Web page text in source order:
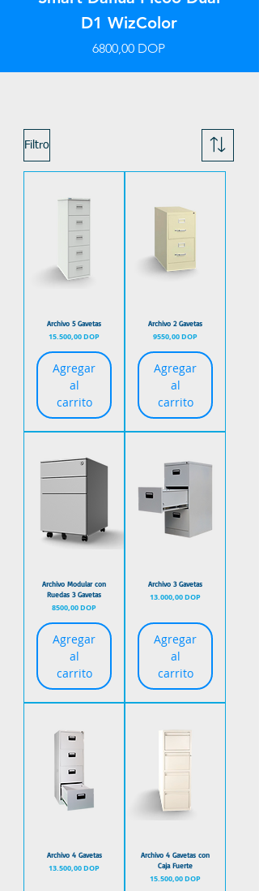
D1 WizColor
Precio
6800,00 DOP
Filtro
Archivo 5 Gavetas
Precio
15.500,00 DOP
Agregar
al
carrito
Archivo 2 Gavetas
Precio
9550,00 DOP
Agregar
al
carrito
Archivo Modular con
Ruedas 3 Gavetas
Precio
8500,00 DOP
Agregar
al
carrito
Archivo 3 Gavetas
Precio
13.000,00 DOP
Agregar
al
carrito
Archivo 4 Gavetas
Precio
13.500,00 DOP
Archivo 4 Gavetas con
Caja Fuerte
Precio
15.500,00 DOP